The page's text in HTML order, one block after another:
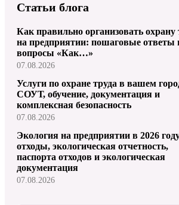
Статьи блога
Как правильно организовать охрану
на предприятии: пошаговые ответы
вопросы «Как…»
07.08.2026
Услуги по охране труда в вашем
СОУТ, обучение, документация и
комплексная безопасность
07.08.2026
Экология на предприятии в 2026
отходы, экологическая отчетность,
паспорта отходов и экологическая
документация
07.08.2026